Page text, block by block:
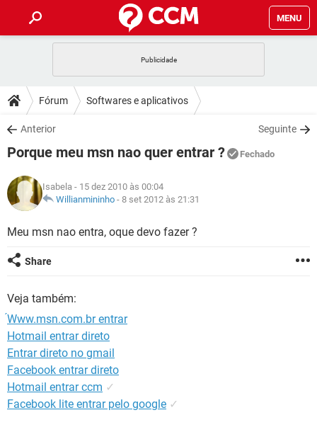
MENU
CELULAR FACEBOOK
OUTLOOK
INSTAGRAM GMAIL
GUIA DE COMPRAS
DICAS
JOGOS WHATSAPP
INSTAGRAM
GUIA DE COMPRAS
DOWNLOADS
JOGOS WHATSAPP
CELULAR
OUTLOOK EXCEL
INSTAGRAM GMAIL
FÓRUM
JOGOS
CELULAR
OUTLOOK EXCEL
INSTAGRAM
GLOSSÁRIO
JOGOS WHATSAPP
INSTAGRAM
GUIA DE COMPRAS
Fórum Softwares e aplicativos
Anterior Seguinte
Porque meu msn nao quer entrar ? Fechado
Isabela - 15 dez 2010 às 00:04
Willianmininho - 8 set 2012 às 21:31
Meu msn nao entra, oque devo fazer ?
Share
Veja também:
́Www.msn.com.br entrar
Hotmail entrar direto
Entrar direto no gmail
Facebook entrar direto
Hotmail entrar ccm ✓
Facebook lite entrar pelo google ✓